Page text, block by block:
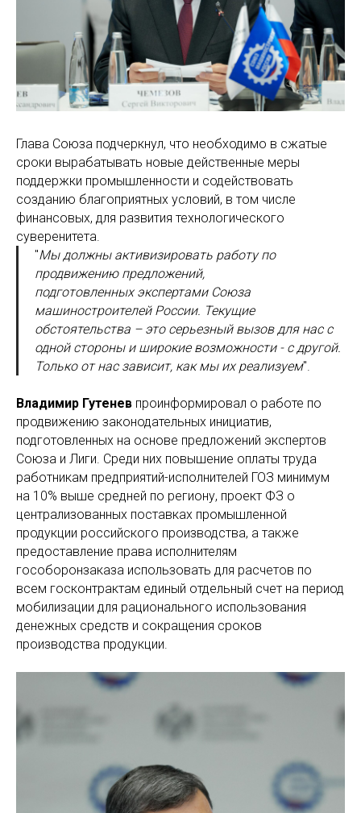
Глава Союза подчеркнул, что необходимо в сжатые
сроки вырабатывать новые действенные меры
поддержки промышленности и содействовать
созданию благоприятных условий, в том числе
финансовых, для развития технологического
суверенитета.
"Мы должны активизировать работу по
продвижению предложений,
подготовленных экспертами Союза
машиностроителей России. Текущие
обстоятельства – это серьезный вызов для нас с
одной стороны и широкие возможности - с другой.
Только от нас зависит, как мы их реализуем".
Владимир Гутенев проинформировал о работе по
продвижению законодательных инициатив,
подготовленных на основе предложений экспертов
Союза и Лиги. Среди них повышение оплаты труда
работникам предприятий-исполнителей ГОЗ минимум
на 10% выше средней по региону, проект ФЗ о
централизованных поставках промышленной
продукции российского производства, а также
предоставление права исполнителям
гособоронзаказа использовать для расчетов по
всем госконтрактам единый отдельный счет на период
мобилизации для рационального использования
денежных средств и сокращения сроков
производства продукции.